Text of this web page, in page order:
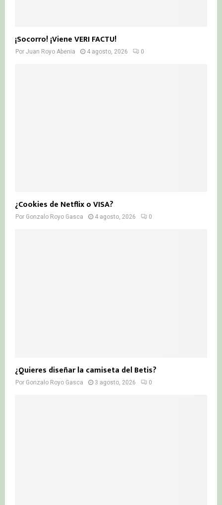
¡Socorro! ¡Viene VERI FACTU!
Por Juan Royo Abenia 4 agosto, 2026 0
¿Cookies de Netflix o VISA?
Por Gonzalo Royo Gasca 4 agosto, 2026 0
¿Quieres diseñar la camiseta del Betis?
Por Gonzalo Royo Gasca 3 agosto, 2026 0